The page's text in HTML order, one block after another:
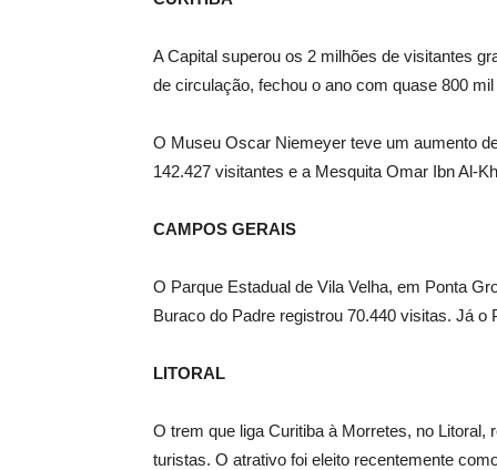
A Capital superou os 2 milhões de visitantes
de circulação, fechou o ano com quase 800
O Museu Oscar Niemeyer teve um aumento
142.427 visitantes e a Mesquita Omar Ibn Al-
CAMPOS GERAIS
O Parque Estadual de Vila Velha, em Ponta
Buraco do Padre registrou 70.440 visitas. Já
LITORAL
O trem que liga Curitiba à Morretes, no
turistas. O atrativo foi eleito recentemente